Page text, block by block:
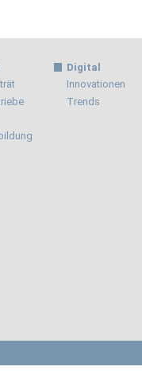
Digital
Innovationen
Trends